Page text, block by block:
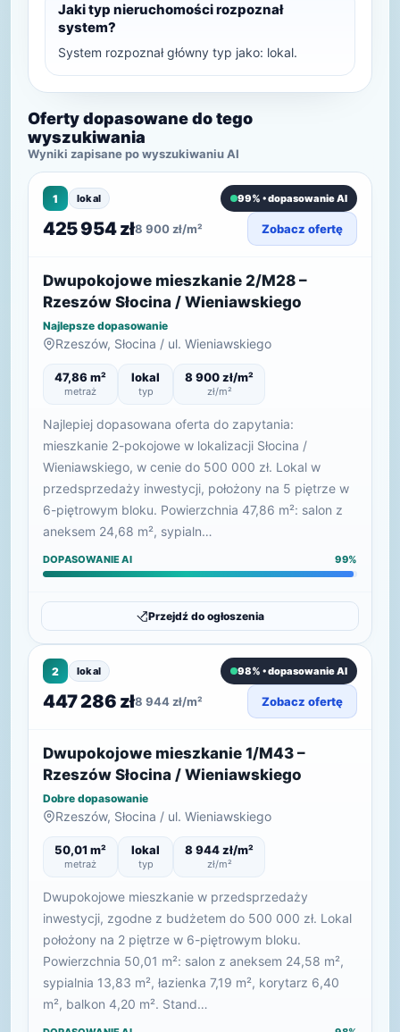
Jaki typ nieruchomości rozpoznał
system?
System rozpoznał główny typ jako: lokal.
Oferty dopasowane do tego
wyszukiwania
Wyniki zapisane po wyszukiwaniu AI
1 lokal 99% • dopasowanie AI
425 954 zł8 900 zł/m² Zobacz ofertę
Dwupokojowe mieszkanie 2/M28 –
Rzeszów Słocina / Wieniawskiego
Najlepsze dopasowanie
Rzeszów, Słocina / ul. Wieniawskiego
47,86 m²
metraż
lokal
typ
8 900 zł/m²
zł/m²
Najlepiej dopasowana oferta do zapytania:
mieszkanie 2-pokojowe w lokalizacji Słocina /
Wieniawskiego, w cenie do 500 000 zł. Lokal w
przedsprzedaży inwestycji, położony na 5 piętrze w
6-piętrowym bloku. Powierzchnia 47,86 m²: salon z
aneksem 24,68 m², sypialn…
DOPASOWANIE AI 99%
Przejdź do ogłoszenia
2 lokal 98% • dopasowanie AI
447 286 zł8 944 zł/m² Zobacz ofertę
Dwupokojowe mieszkanie 1/M43 –
Rzeszów Słocina / Wieniawskiego
Dobre dopasowanie
Rzeszów, Słocina / ul. Wieniawskiego
50,01 m²
metraż
lokal
typ
8 944 zł/m²
zł/m²
Dwupokojowe mieszkanie w przedsprzedaży
inwestycji, zgodne z budżetem do 500 000 zł. Lokal
położony na 2 piętrze w 6-piętrowym bloku.
Powierzchnia 50,01 m²: salon z aneksem 24,58 m²,
sypialnia 13,83 m², łazienka 7,19 m², korytarz 6,40
m², balkon 4,20 m². Stand…